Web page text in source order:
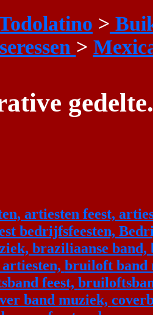
>
>
artiesten feest,
bedrijfsfeesten,
braziliaanse band,
bruiloft band
feest,
band muziek,